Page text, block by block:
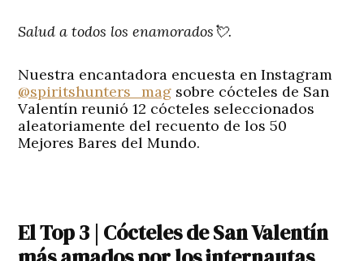
Salud a todos los enamorados💘.
Nuestra encantadora encuesta en Instagram
@spiritshunters_mag sobre cócteles de San
Valentín reunió 12 cócteles seleccionados
aleatoriamente del recuento de los 50
Mejores Bares del Mundo.
El Top 3 | Cócteles de San Valentín